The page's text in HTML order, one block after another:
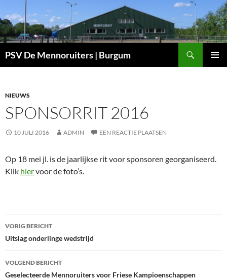
naar
de
inhoud
PSV De Mennoruiters | Burgum
NIEUWS
SPONSORRIT 2016
10 JULI 2016 ADMIN EEN REACTIE PLAATSEN
Op 18 mei jl. is de jaarlijkse rit voor sponsoren georganiseerd.
Klik hiervoor de foto’s.
Bericht
navigatie
VORIG BERICHT
Uitslag onderlinge wedstrijd
VOLGEND BERICHT
Geselecteerde Mennoruiters voor Friese Kampioenschappen